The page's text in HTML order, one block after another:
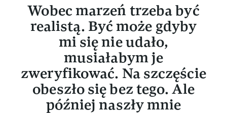
Wobec marzeń trzeba być
realistą. Być może gdyby
mi się nie udało,
musiałabym je
zweryfikować. Na szczęście
obeszło się bez tego. Ale
później naszły mnie